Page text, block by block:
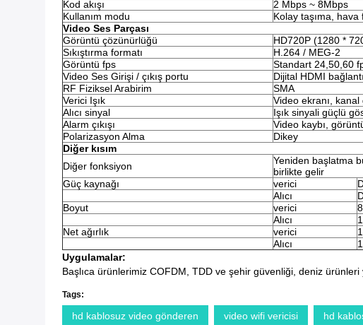
Kod akışı
2 Mbps ~ 8Mbps
Kullanım modu
Kolay taşıma,
Video Ses Parçası
Görüntü çözünürlüğü
HD720P (1280 *
Sıkıştırma formatı
H.264 / MEG-2
Görüntü fps
Standart 24,50,60
Video Ses Girişi / çıkış portu
Dijital HDMI
RF Fiziksel Arabirim
SMA
Verici Işık
Video ekranı,
Alıcı sinyal
Işık sinyali güçlü
Alarm çıkışı
Video kaybı,
Polarizasyon Alma
Dikey
Diğer kısım
Diğer fonksiyon
Yeniden başlatma
birlikte gelir
Güç kaynağı
verici
Alıcı
Boyut
verici
Alıcı
Net ağırlık
verici
Alıcı
Uygulamalar:
Başlıca ürünlerimiz COFDM, TDD ve şehir güvenliği, deniz
Tags:
hd kablosuz video gönderen video wifi vericisi hd